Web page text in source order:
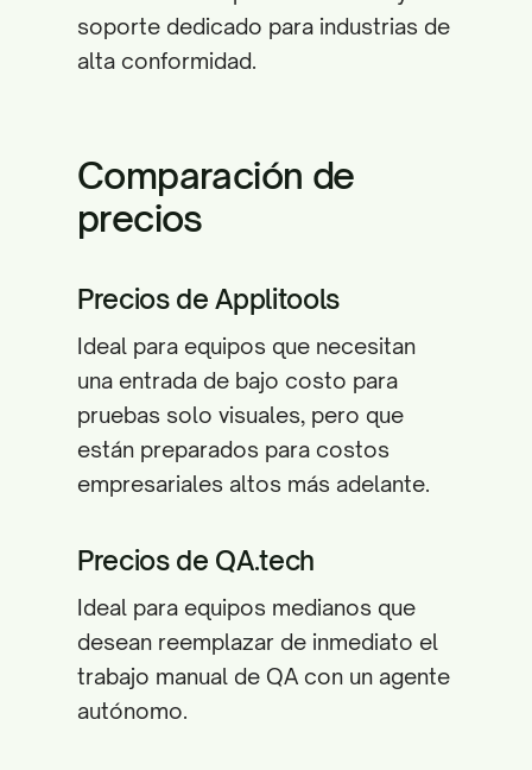
soporte dedicado para industrias de
alta conformidad.
Comparación de
precios
Precios de Applitools
Ideal para equipos que necesitan
una entrada de bajo costo para
pruebas solo visuales, pero que
están preparados para costos
empresariales altos más adelante.
Precios de QA.tech
Ideal para equipos medianos que
desean reemplazar de inmediato el
trabajo manual de QA con un agente
autónomo.